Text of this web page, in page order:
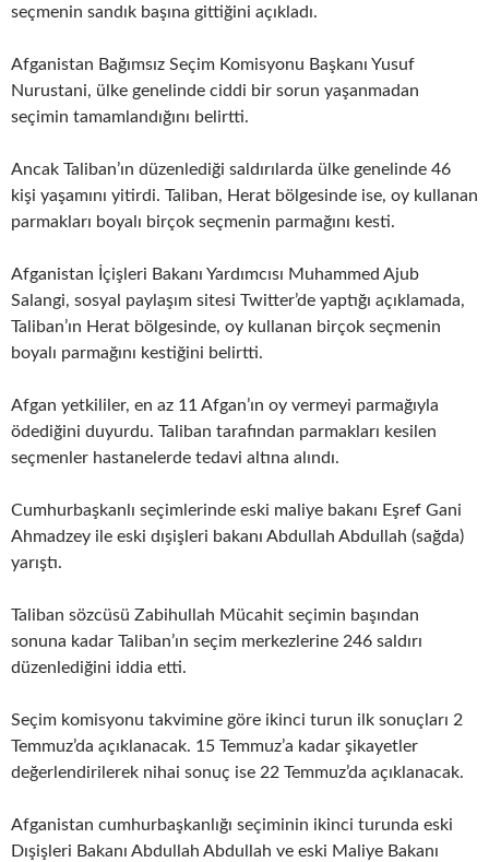
seçmenin sandık başına gittiğini açıkladı.
Afganistan Bağımsız Seçim Komisyonu Başkanı Yusuf
Nurustani, ülke genelinde ciddi bir sorun yaşanmadan
seçimin tamamlandığını belirtti.
Ancak Taliban’ın düzenlediği saldırılarda ülke genelinde 46
kişi yaşamını yitirdi. Taliban, Herat bölgesinde ise, oy kullanan
parmakları boyalı birçok seçmenin parmağını kesti.
Afganistan İçişleri Bakanı Yardımcısı Muhammed Ajub
Salangi, sosyal paylaşım sitesi Twitter’de yaptığı açıklamada,
Taliban’ın Herat bölgesinde, oy kullanan birçok seçmenin
boyalı parmağını kestiğini belirtti.
Afgan yetkililer, en az 11 Afgan’ın oy vermeyi parmağıyla
ödediğini duyurdu. Taliban tarafından parmakları kesilen
seçmenler hastanelerde tedavi altına alındı.
Cumhurbaşkanlı seçimlerinde eski maliye bakanı Eşref Gani
Ahmadzey ile eski dışişleri bakanı Abdullah Abdullah (sağda)
yarıştı.
Taliban sözcüsü Zabihullah Mücahit seçimin başından
sonuna kadar Taliban’ın seçim merkezlerine 246 saldırı
düzenlediğini iddia etti.
Seçim komisyonu takvimine göre ikinci turun ilk sonuçları 2
Temmuz’da açıklanacak. 15 Temmuz’a kadar şikayetler
değerlendirilerek nihai sonuç ise 22 Temmuz’da açıklanacak.
Afganistan cumhurbaşkanlığı seçiminin ikinci turunda eski
Dışişleri Bakanı Abdullah Abdullah ve eski Maliye Bakanı